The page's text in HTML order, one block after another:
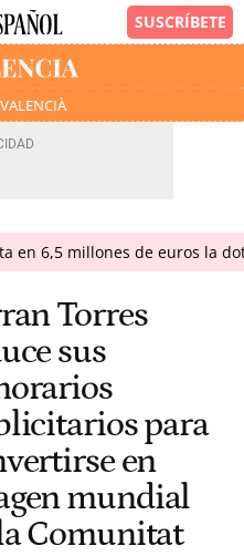
en 6,5 millones de euros la
Torres
sus
para
en
mundial
Comunitat